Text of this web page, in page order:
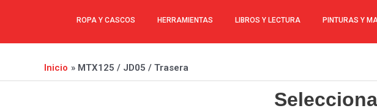
ROPA Y CASCOS HERRAMIENTAS LIBROS Y LECTURA PINTURAS Y
Inicio MTX125 / JD05 / Trasera